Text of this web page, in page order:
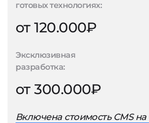
готовых технологиях:
от 120.000₽
Эксклюзивная
разработка:
от 300.000₽
Включена стоимость CMS на